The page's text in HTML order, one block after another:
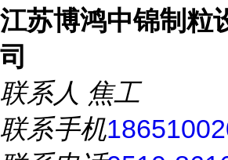
江苏博鸿中锦制粒
司
联系人 焦工
联系手机